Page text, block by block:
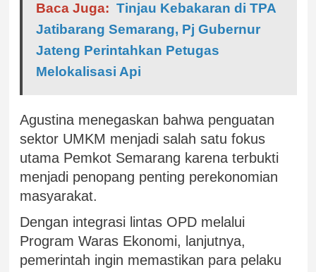
Baca Juga: Tinjau Kebakaran di TPA
Jatibarang Semarang, Pj Gubernur
Jateng Perintahkan Petugas
Melokalisasi Api
Agustina menegaskan bahwa penguatan
sektor UMKM menjadi salah satu fokus
utama Pemkot Semarang karena terbukti
menjadi penopang penting perekonomian
masyarakat.
Dengan integrasi lintas OPD melalui
Program Waras Ekonomi, lanjutnya,
pemerintah ingin memastikan para pelaku